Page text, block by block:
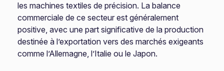
les machines textiles de précision. La balance
commerciale de ce secteur est généralement
positive, avec une part significative de la production
destinée à l’exportation vers des marchés exigeants
comme l’Allemagne, l’Italie ou le Japon.